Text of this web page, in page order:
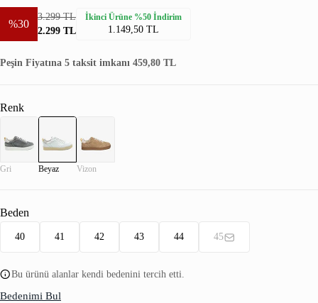
%30
3.299 TL
2.299 TL
İkinci Ürüne %50 İndirim
1.149,50 TL
Peşin Fiyatına 5 taksit imkanı 459,80 TL
Renk
Gri Beyaz Vizon
Beden
40 41 42 43 44 45
Bu ürünü alanlar kendi bedenini tercih etti.
Bedenimi Bul